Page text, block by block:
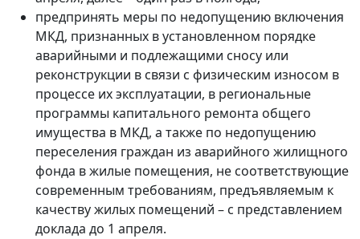
предпринять меры по недопущению включения
МКД, признанных в установленном порядке
аварийными и подлежащими сносу или
реконструкции в связи с физическим износом в
процессе их эксплуатации, в региональные
программы капитального ремонта общего
имущества в МКД, а также по недопущению
переселения граждан из аварийного жилищного
фонда в жилые помещения, не соответствующие
современным требованиям, предъявляемым к
качеству жилых помещений – с представлением
доклада до 1 апреля.